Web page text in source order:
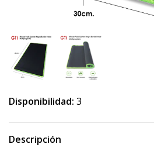
Disponibilidad: 3
Descripción